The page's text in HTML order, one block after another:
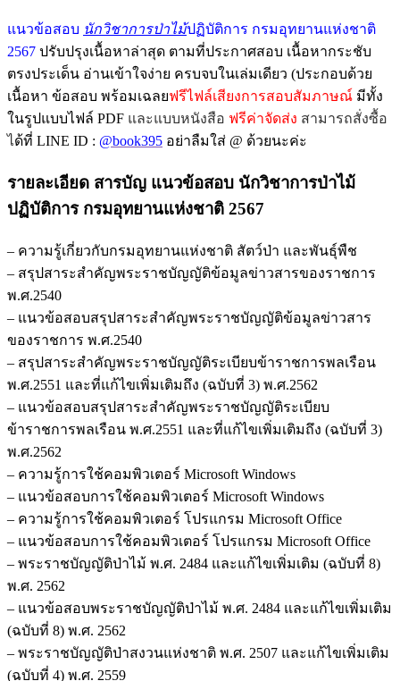
แห่ง
ชาติ
สัตว์
ป่า
และ
พันธุ์
2567
ฉบับ
ล่าสุด
พร้อม
เฉลย
ชิ้น
แนวข้อสอบ นักวิชาการป่าไม้ปฏิบัติการ กรมอุทยานแห่งชาติ
2567 ปรับปรุงเนื้อหาล่าสุด ตามที่ประกาศสอบ เนื้อหากระชับ
ตรงประเด็น อ่านเข้าใจง่าย ครบจบในเล่มเดียว (ประกอบด้วย
เนื้อหา ข้อสอบ พร้อมเฉลยฟรีไฟล์เสียงการสอบสัมภาษณ์ มีทั้ง
ในรูปแบบไฟล์ PDF และแบบหนังสือ ฟรีค่าจัดส่ง สามารถสั่งซื้อ
ได้ที่ LINE ID : @book395 อย่าลืมใส่ @ ด้วยนะค่ะ
รายละเอียด สารบัญ แนวข้อสอบ นักวิชาการป่าไม้
ปฏิบัติการ กรมอุทยานแห่งชาติ 2567
– ความรู้เกี่ยวกับกรมอุทยานแห่งชาติ สัตว์ป่า และพันธุ์พืช
– สรุปสาระสำคัญพระราชบัญญัติข้อมูลข่าวสารของราชการ
พ.ศ.2540
– แนวข้อสอบสรุปสาระสำคัญพระราชบัญญัติข้อมูลข่าวสาร
ของราชการ พ.ศ.2540
– สรุปสาระสำคัญพระราชบัญญัติระเบียบข้าราชการพลเรือน
พ.ศ.2551 และที่แก้ไขเพิ่มเติมถึง (ฉบับที่ 3) พ.ศ.2562
– แนวข้อสอบสรุปสาระสำคัญพระราชบัญญัติระเบียบ
ข้าราชการพลเรือน พ.ศ.2551 และที่แก้ไขเพิ่มเติมถึง (ฉบับที่ 3)
พ.ศ.2562
– ความรู้การใช้คอมพิวเตอร์ Microsoft Windows
– แนวข้อสอบการใช้คอมพิวเตอร์ Microsoft Windows
– ความรู้การใช้คอมพิวเตอร์ โปรแกรม Microsoft Office
– แนวข้อสอบการใช้คอมพิวเตอร์ โปรแกรม Microsoft Office
– พระราชบัญญัติป่าไม้ พ.ศ. 2484 และแก้ไขเพิ่มเติม (ฉบับที่ 8)
พ.ศ. 2562
– แนวข้อสอบพระราชบัญญัติป่าไม้ พ.ศ. 2484 และแก้ไขเพิ่มเติม
(ฉบับที่ 8) พ.ศ. 2562
– พระราชบัญญัติป่าสงวนแห่งชาติ พ.ศ. 2507 และแก้ไขเพิ่มเติม
(ฉบับที่ 4) พ.ศ. 2559